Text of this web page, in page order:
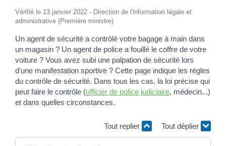
Vérifié le 13 janvier 2022 - Direction de l'information légale et
administrative (Première ministre)
Un agent de sécurité a contrôlé votre bagage à main dans
un magasin ? Un agent de police a fouillé le coffre de votre
voiture ? Vous avez subi une palpation de sécurité lors
d'une manifestation sportive ? Cette page indique les règles
du contrôle de sécurité. Dans tous les cas, la loi précise qui
peut faire le contrôle (officier de police judiciaire, médecin...)
et dans quelles circonstances.
Tout replier Tout déplier